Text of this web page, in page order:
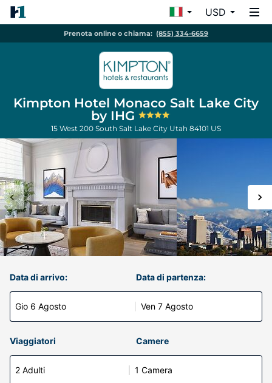
USD
Prenota online o chiama: (855) 334-6659
Kimpton Hotel Monaco Salt Lake City
by IHG
15 West 200 South Salt Lake City Utah 84101 US
Data di arrivo:
Gio 6 Agosto
Data di partenza:
Ven 7 Agosto
Viaggiatori Camere
2 Adulti 1 Camera